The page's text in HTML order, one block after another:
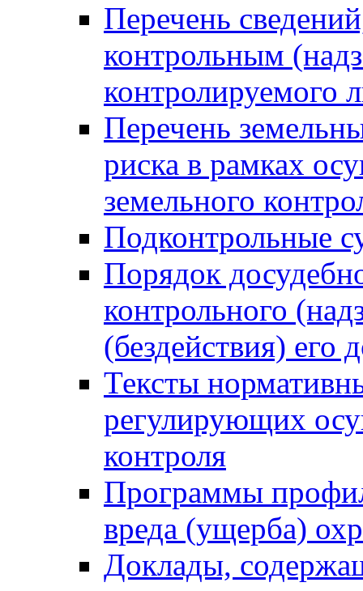
Перечень
контрольным
контролируемого
Перечень
риска в рамках
земельного
Подконтрольные
Порядок
контрольного
(бездействия)
Тексты
регулирующих
контроля
Программы
вреда (ущерба)
Доклады,